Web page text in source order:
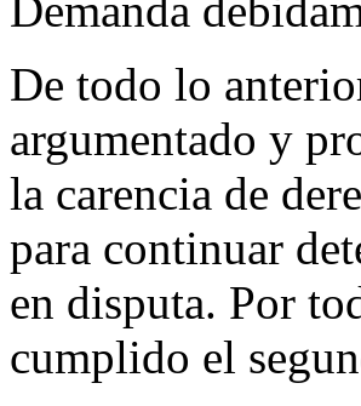
Demanda
De todo lo
argumentado y
la carencia de
para continuar
en disputa. Por
cumplido el